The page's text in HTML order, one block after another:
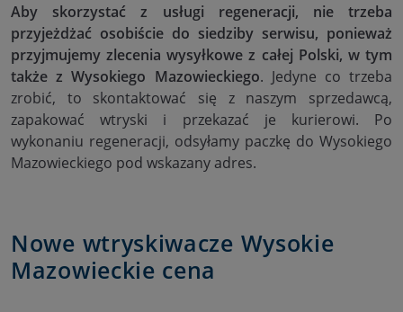
Aby skorzystać z usługi regeneracji, nie trzeba
przyjeżdżać osobiście do siedziby serwisu, ponieważ
przyjmujemy zlecenia wysyłkowe z całej Polski, w tym
także z Wysokiego Mazowieckiego. Jedyne co trzeba
zrobić, to skontaktować się z naszym sprzedawcą,
zapakować wtryski i przekazać je kurierowi. Po
wykonaniu regeneracji, odsyłamy paczkę do Wysokiego
Mazowieckiego pod wskazany adres.
Nowe wtryskiwacze Wysokie
Mazowieckie cena